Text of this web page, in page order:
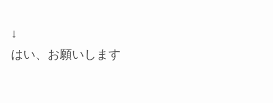
↓
はい、お願いします